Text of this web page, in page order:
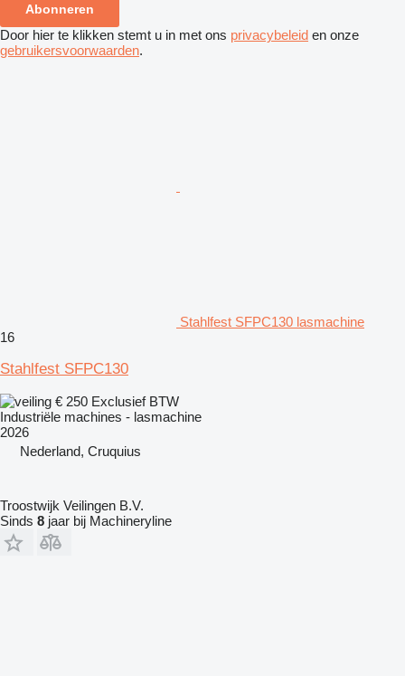
Abonneren
Door hier te klikken stemt u in met ons privacybeleid en onze
gebruikersvoorwaarden.
Stahlfest SFPC130 lasmachine
16
Stahlfest SFPC130
€ 250 Exclusief BTW
Industriële machines - lasmachine
2026
Nederland, Cruquius
Troostwijk Veilingen B.V.
Sinds 8 jaar bij Machineryline